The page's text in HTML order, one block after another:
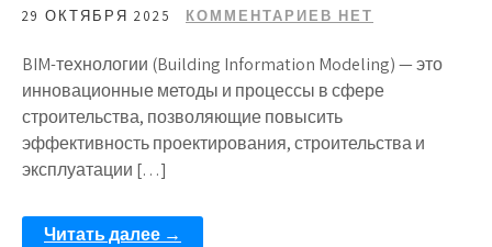
29 ОКТЯБРЯ 2025 КОММЕНТАРИЕВ НЕТ
BIM-технологии (Building Information Modeling) — это
инновационные методы и процессы в сфере
строительства, позволяющие повысить
эффективность проектирования, строительства и
эксплуатации […]
Читать далее →